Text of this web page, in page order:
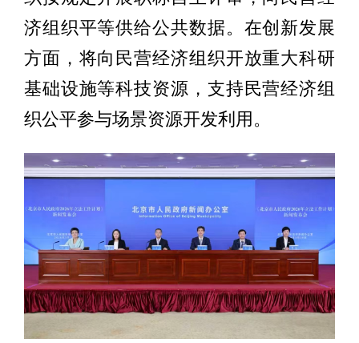
济组织平等供给公共数据。在创新发展
方面，将向民营经济组织开放重大科研
基础设施等科技资源，支持民营经济组
织公平参与场景资源开发利用。